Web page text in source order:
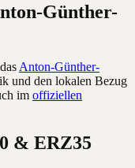
Günther-
Anton-Günther-
und den lokalen Bezug
im offiziellen
& ERZ35